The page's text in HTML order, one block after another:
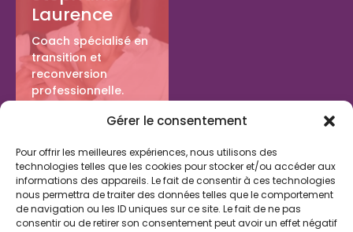
Gérer le consentement
Pour offrir les meilleures expériences, nous utilisons des
technologies telles que les cookies pour stocker et/ou accéder aux
informations des appareils. Le fait de consentir à ces technologies
nous permettra de traiter des données telles que le comportement
de navigation ou les ID uniques sur ce site. Le fait de ne pas
consentir ou de retirer son consentement peut avoir un effet négatif
Laurence
Coach spécialisé en
transition et
reconversion
professionnelle.
Saint Maur des
En savoir plus sur le Bilan de Vie